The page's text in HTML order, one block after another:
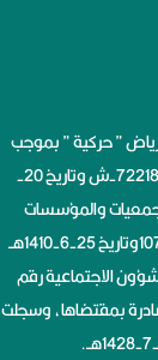
” حركية ” بموجب
خطاب وزارة الشؤون الإجتماعية رقم 6-72218-ش وتاريخ 20-
الجمعيات والمؤسسات
الخيرية الصادرة بقرار مجلس الوزراء رقم 107وتاريخ 25-6-1410هــ
الاجتماعية رقم
الصادرة بمقتضاها، وسجلت